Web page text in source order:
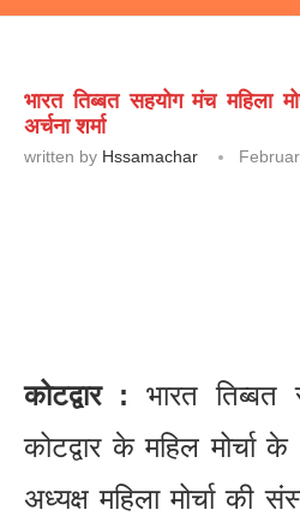
भारत तिब्बत सहयोग मंच महिला
अर्चना शर्मा
written by Hssamachar
कोटद्वार : भारत
कोटद्वार के महिल मोर्चा
अध्यक्ष महिला मोर्चा की